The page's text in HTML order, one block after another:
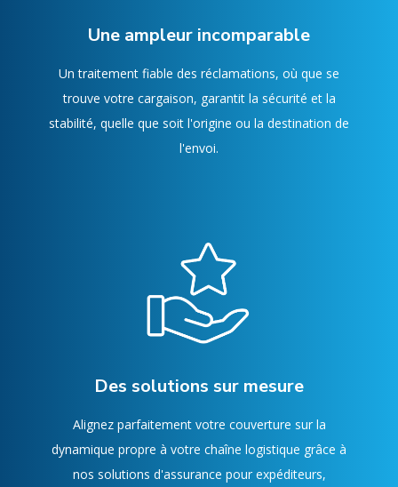
Une ampleur incomparable
Un traitement fiable des réclamations, où que se
trouve votre cargaison, garantit la sécurité et la
stabilité, quelle que soit l'origine ou la destination de
l'envoi.
Des solutions sur mesure
Alignez parfaitement votre couverture sur la
dynamique propre à votre chaîne logistique grâce à
nos solutions d'assurance pour expéditeurs,